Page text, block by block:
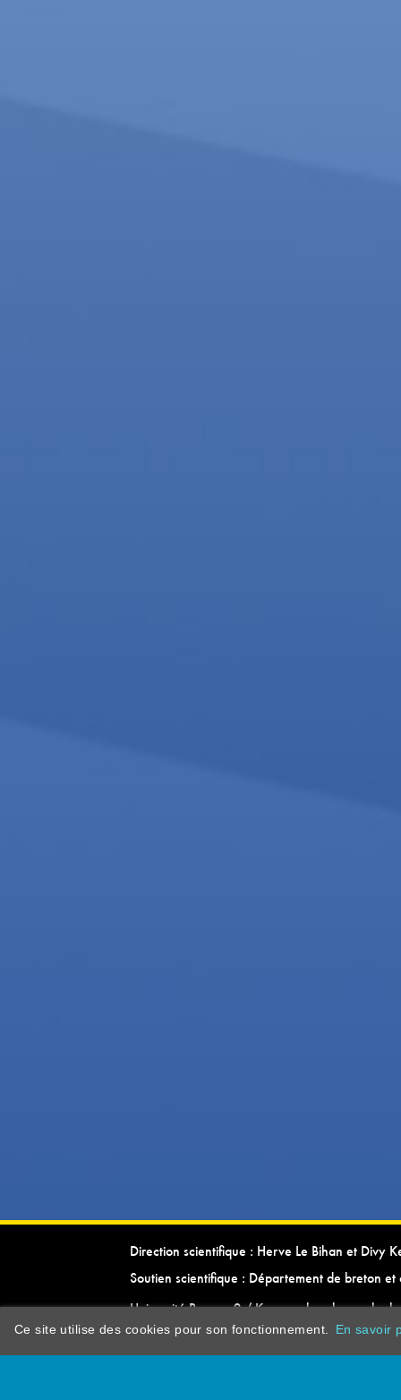
Direction scientifique : Herve Le Bihan et Divy
Soutien scientifique : Département de breton et
Université Rennes 2 / Kevrenn brezhoneg ha
Ce site utilise des cookies pour son fonctionnement. En savoir